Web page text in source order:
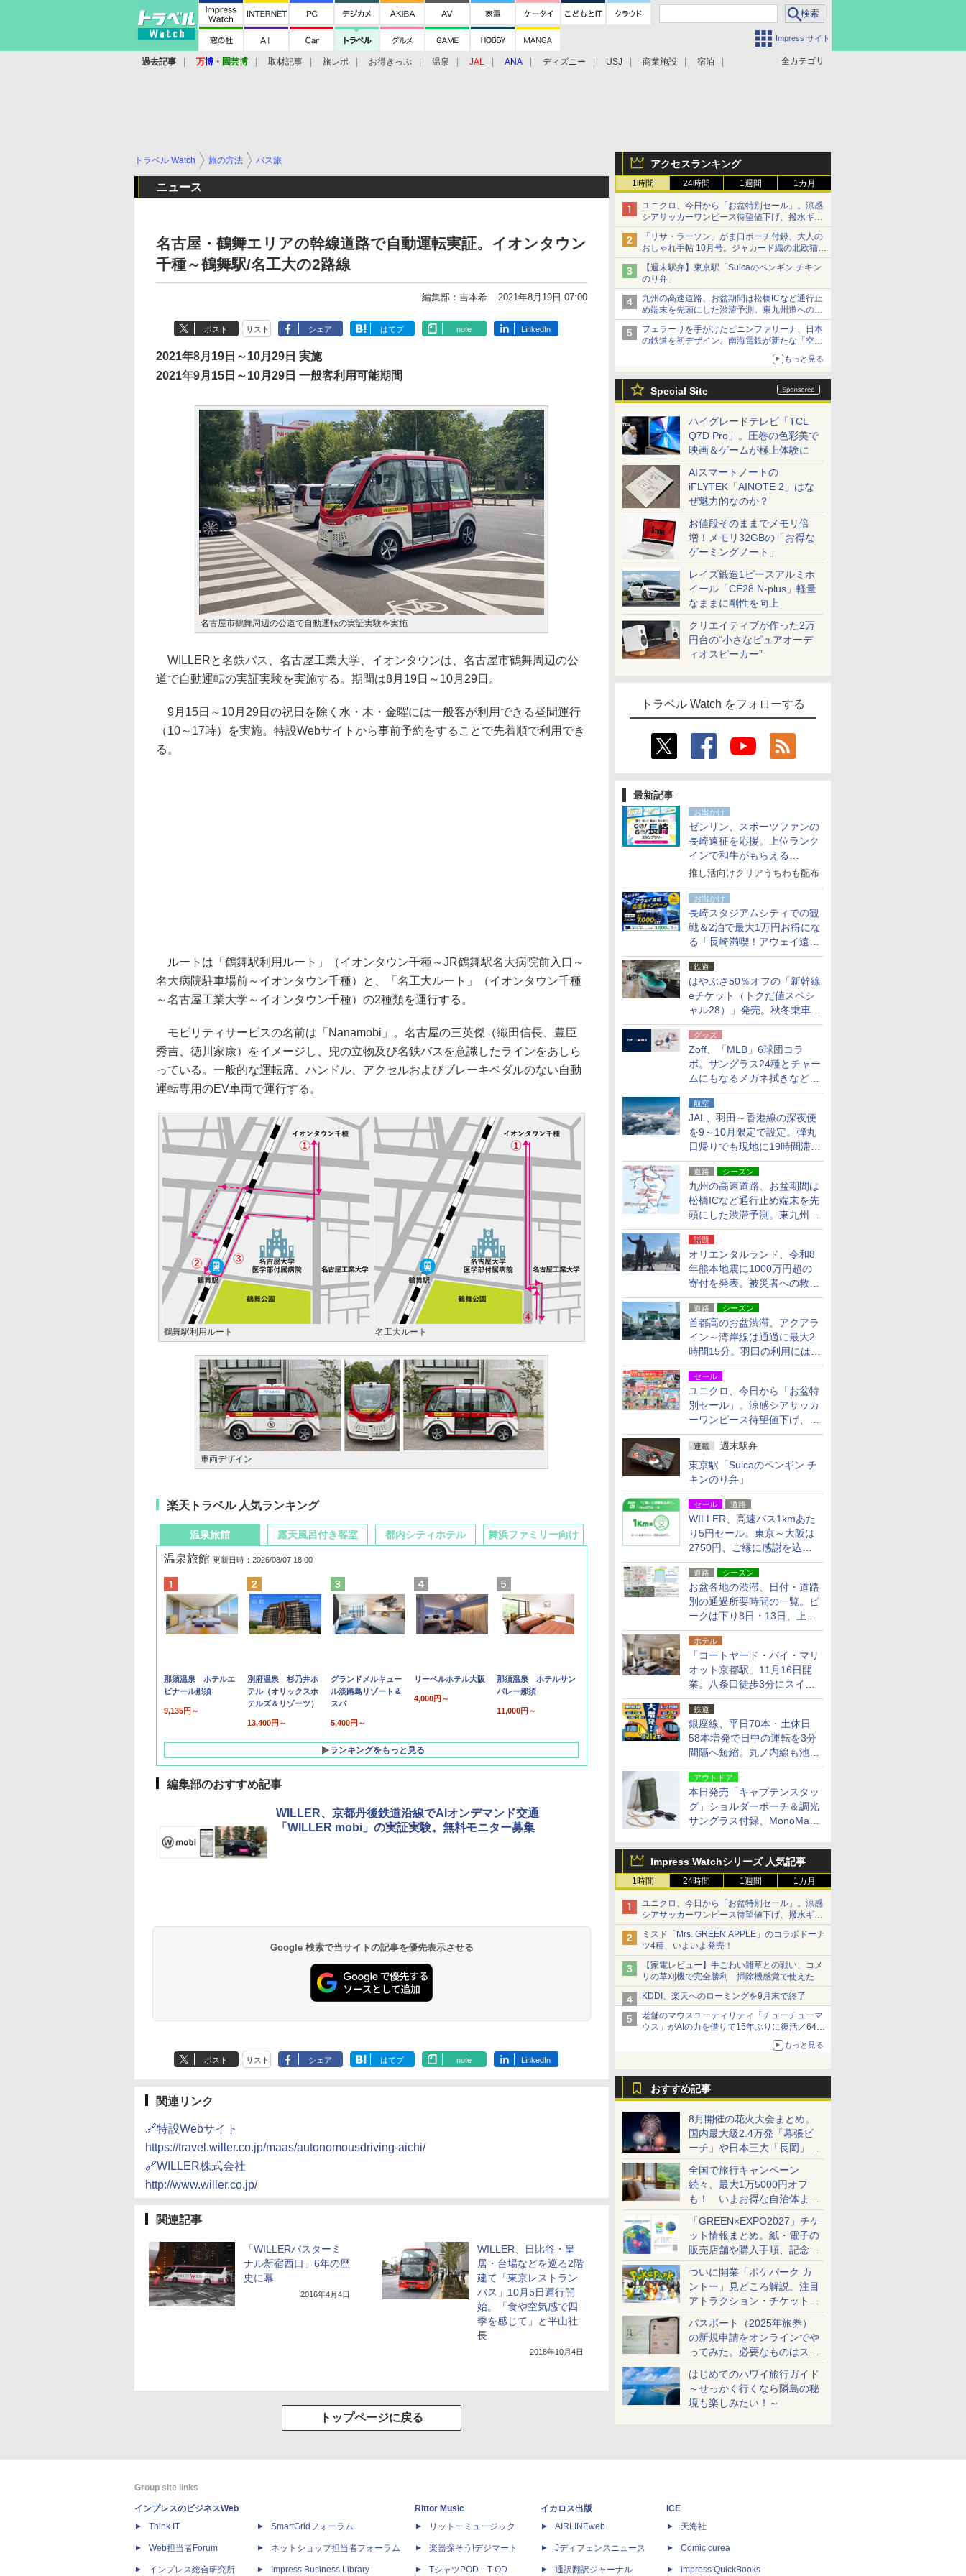
Impress サイト
全カテゴリ
過去記事 万博 ・ 園芸博 取材記事 旅レポ お得きっぷ 温泉 JAL ANA ディズニー USJ 商業施設 宿泊
アクセスランキング
1時間 24時間 1週間 1カ月
ユニクロ、今日から「お盆特別セール」。涼感
シアサッカーワンピース待望値下げ、撥水ギア
ショーツは1990円に
「リサ・ラーソン」がま口ポーチ付録、大人の
おしゃれ手帖 10月号。ジャカード織の北欧猫デ
ザイン
【週末駅弁】東京駅「Suicaのペンギン チキン
のり弁」
九州の高速道路、お盆期間は松橋ICなど通行止
め端末を先頭にした渋滞予測。東九州道への迂
回は料金調整を実施
フェラーリを手がけたピニンファリーナ、日本
の鉄道を初デザイン。南海電鉄が新たな「空港
もっと見る
Special Site
ハイグレードテレビ「TCL
Q7D Pro」。圧巻の色彩美で
映画＆ゲームが極上体験に
AIスマートノートの
iFLYTEK「AINOTE 2」はな
ぜ魅力的なのか？
お値段そのままでメモリ倍
増！メモリ32GBの「お得な
ゲーミングノート」
レイズ鍛造1ピースアルミホ
イール「CE28 N-plus」軽量
なままに剛性を向上
クリエイティブが作った2万
円台の“小さなピュアオーデ
ィオスピーカー”
トラベル Watch をフォローする
最新記事
お出かけ
ゼンリン、スポーツファンの
長崎遠征を応援。上位ランク
インで和牛がもらえる
「GO！GO！長崎スタンプラ
推し活向けクリアうちわも配布
お出かけ
長崎スタジアムシティでの観
戦＆2泊で最大1万円お得にな
る「長崎満喫！アウェイ遠征
応援キャンペーン」
鉄道
はやぶさ50％オフの「新幹線
eチケット（トクだ値スペシ
ャル28）」発売。秋冬乗車
分、えきねっと限定
グッズ
Zoff、「MLB」6球団コラ
ボ。サングラス24種とチャー
ムにもなるメガネ拭きなど雑
貨24種
航空
JAL、羽田～香港線の深夜便
を9～10月限定で設定。弾丸
日帰りでも現地に19時間滞在
できる
道路 シーズン
九州の高速道路、お盆期間は
松橋ICなど通行止め端末を先
頭にした渋滞予測。東九州道
への迂回は料金調整を実施
話題
オリエンタルランド、令和8
年熊本地震に1000万円超の
寄付を発表。被災者への救援
活動・復旧支援
道路 シーズン
首都高のお盆渋滞、アクアラ
イン～湾岸線は通過に最大2
時間15分。羽田の利用には
「空港西出口」の利用検討を
セール
ユニクロ、今日から「お盆特
別セール」。涼感シアサッカ
ーワンピース待望値下げ、撥
水ギアショーツは1990円に
連載 週末駅弁
東京駅「Suicaのペンギン チ
キンのり弁」
セール 道路
WILLER、高速バス1kmあた
り5円セール。東京～大阪は
2750円、ご縁に感謝を込め
た20周年記念キャンペーン
道路 シーズン
お盆各地の渋滞、日付・道路
別の通過所要時間の一覧。ピ
ークは下り8日・13日、上り
14日・15日
ホテル
「コートヤード・バイ・マリ
オット京都駅」11月16日開
業。八条口徒歩3分にスイー
ト含む全270室、ダイニング
も併設
鉄道
銀座線、平日70本・土休日
58本増発で日中の運転を3分
間隔へ短縮。丸ノ内線も池袋
～中野坂上を4分間隔に
アウトドア
本日発売「キャプテンスタッ
グ」ショルダーポーチ＆調光
サングラス付録、MonoMax
Impress Watchシリーズ 人気記事
1時間 24時間 1週間 1カ月
ユニクロ、今日から「お盆特別セール」。涼感
シアサッカーワンピース待望値下げ、撥水ギア
ショーツは1990円に
ミスド「Mrs. GREEN APPLE」のコラボドーナ
ツ4種、いよいよ発売！
【家電レビュー】手ごわい雑草との戦い、コメ
リの草刈機で完全勝利 掃除機感覚で使えた
KDDI、楽天へのローミングを9月末で終了
老舗のマウスユーティリティ「チューチューマ
ウス」がAIの力を借りて15年ぶりに復活／64bit
化、Windows 10/11、「Chrome」も走り回
る。復活記念で2026年末まで500円
もっと見る
おすすめ記事
8月開催の花火大会まとめ。
国内最大級2.4万発「幕張ビ
ーチ」や日本三大「長岡」な
ど大型イベント目白押し！
全国で旅行キャンペーン
続々、最大1万5000円オフ
も！ いまお得な自治体まと
め
「GREEN×EXPO2027」チケ
ット情報まとめ。紙・電子の
販売店舗や購入手順、記念チ
ケットも解説
ついに開業「ポケパーク カ
ントー」見どころ解説。注目
アトラクション・チケット手
配・来場前に必要な準備は？
パスポート（2025年旅券）
の新規申請をオンラインでや
ってみた。必要なものはスマ
ホとマイナカードのみ
はじめてのハワイ旅行ガイド
～せっかく行くなら隣島の秘
境も楽しみたい！～
トラベル Watch 旅の方法 バス旅
ニュース
名古屋・鶴舞エリアの幹線道路で自動運転実証。イオンタウン
千種～鶴舞駅/名工大の2路線
編集部：吉本希 2021年8月19日 07:00
ポスト リスト シェア はてブ note LinkedIn
2021年8月19日～10月29日 実施
2021年9月15日～10月29日 一般客利用可能期間
名古屋市鶴舞周辺の公道で自動運転の実証実験を実施
WILLERと名鉄バス、名古屋工業大学、イオンタウンは、名古屋市鶴舞周辺の公
道で自動運転の実証実験を実施する。期間は8月19日～10月29日。
9月15日～10月29日の祝日を除く水・木・金曜には一般客が利用できる昼間運行
（10～17時）を実施。特設Webサイトから事前予約をすることで先着順で利用でき
る。
ルートは「鶴舞駅利用ルート」（イオンタウン千種～JR鶴舞駅名大病院前入口～
名大病院駐車場前～イオンタウン千種）と、「名工大ルート」（イオンタウン千種
～名古屋工業大学～イオンタウン千種）の2種類を運行する。
モビリティサービスの名前は「Nanamobi」。名古屋の三英傑（織田信長、豊臣
秀吉、徳川家康）をイメージし、兜の立物及び名鉄バスを意識したラインをあしら
っている。一般的な運転席、ハンドル、アクセルおよびブレーキペダルのない自動
運転専用のEV車両で運行する。
鶴舞駅利用ルート 名工大ルート
車両デザイン
楽天トラベル 人気ランキング
温泉旅館
温泉旅館 更新日時：2026/08/07 18:00
那須温泉 ホテルエ
ピナール那須
9,135円～
別府温泉 杉乃井ホ
テル（オリックスホ
テルズ＆リゾーツ）
13,400円～
グランドメルキュー
ル淡路島リゾート＆
スパ
5,400円～
リーベルホテル大阪
4,000円～
那須温泉 ホテルサン
バレー那須
11,000円～
ランキングをもっと見る
露天風呂付き客室
10,450円～
19,541円～
都内シティホテル 舞浜ファミリー向け
7,950円～
5,758円～
編集部のおすすめ記事
WILLER、京都丹後鉄道沿線でAIオンデマンド交通
「WILLER mobi」の実証実験。無料モニター募集
Google 検索で当サイトの記事を優先表示させる
ポスト リスト シェア はてブ note LinkedIn
関連リンク
🔗特設Webサイト
https://travel.willer.co.jp/maas/autonomousdriving-aichi/
🔗WILLER株式会社
http://www.willer.co.jp/
関連記事
「WILLERバスターミ
ナル新宿西口」6年の歴
史に幕
2016年4月4日
WILLER、日比谷・皇
居・台場などを巡る2階
建て「東京レストラン
バス」10月5日運行開
始。「食や空気感で四
季を感じて」と平山社
長
2018年10月4日
トップページに戻る
Group site links
インプレスのビジネスWeb
Think IT
Web担当者Forum
インプレス総合研究所
SmartGridフォーラム
ネットショップ担当者フォーラム
Impress Business Library
Rittor Music
リットーミュージック
楽器探そう!デジマート
TシャツPOD T-OD
イカロス出版
AIRLINEweb
Jディフェンスニュース
通訳翻訳ジャーナル
ICE
天海社
Comic curea
impress QuickBooks